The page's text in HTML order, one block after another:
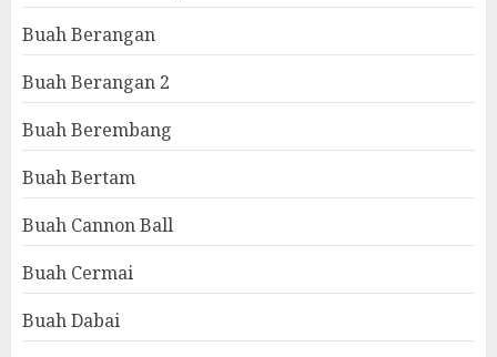
Buah Berangan
Buah Berangan 2
Buah Berembang
Buah Bertam
Buah Cannon Ball
Buah Cermai
Buah Dabai